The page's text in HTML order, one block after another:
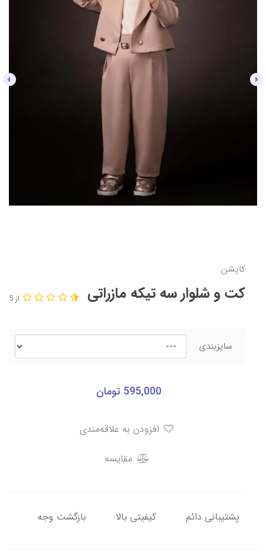
کاپشن
کت و شلوار سه تیکه مازراتی از 5
سایزبندی
595,000 تومان
مقایسه
پشتیبانی دائم کیفیتی بالا بازگشت وجه